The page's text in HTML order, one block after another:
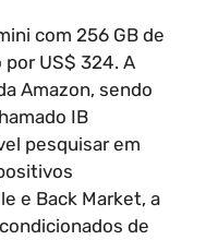
com 256 GB de
US$ 324. A
Amazon, sendo
IB
pesquisar em
e Back Market, a
de